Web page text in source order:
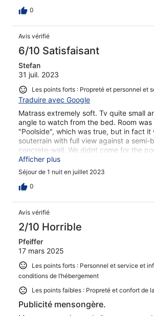
0
Avis vérifié
6/10 Satisfaisant
Stefan
31 juil. 2023
Les points forts : Propreté et personnel et
Traduire avec Google
Matrass extremely soft. Tv quite small
angle to watch from the bed. Room
"Poolside", which was true, but in fact it
souterrain with full view against a semi-
concrete-wall. We didnt come for the
kind of strange. Price was a bit too high
value.
Afficher plus
Séjour de 1 nuit en juillet 2023
0
Avis vérifié
2/10 Horrible
Pfeiffer
17 mars 2025
Les points forts : Personnel et service et
conditions de l’hébergement
Les points faibles : Propreté et confort de
Publicité mensongère.